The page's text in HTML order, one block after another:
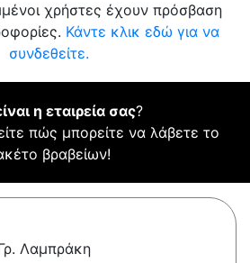
χρήστες έχουν πρόσβαση
Κάντε κλικ εδώ για να
συνδεθείτε.
η εταιρεία σας?
πώς μπορείτε να λάβετε το
βραβείων!
Λαμπράκη